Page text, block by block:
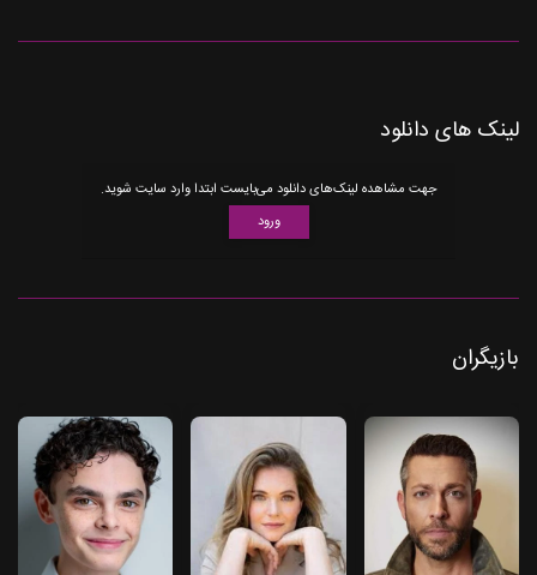
لینک های دانلود
جهت مشاهده لینک‌های دانلود می‌بایست ابتدا وارد سایت شوید.
ورود
بازیگران